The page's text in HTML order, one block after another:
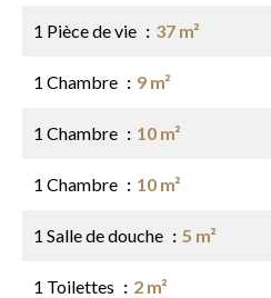
1 Pièce de vie 37 m²
1 Chambre 9 m²
1 Chambre 10 m²
1 Chambre 10 m²
1 Salle de douche 5 m²
1 Toilettes 2 m²